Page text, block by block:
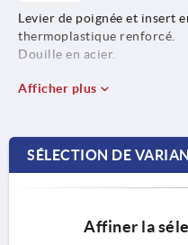
Levier de poignée et insert
thermoplastique renforcé.
Douille en acier.
Afficher plus
SÉLECTION DE
Affiner la